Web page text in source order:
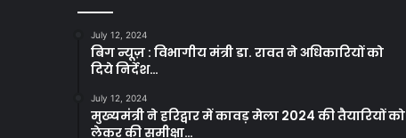
July 12, 2024
बिग न्यूज़ : विभागीय मंत्री डा. रावत ने अधिकारियों को
दिये निर्देश…
July 12, 2024
मुख्यमंत्री ने हरिद्वार में कावड़ मेला 2024 की तैयारियों को
लेकर की समीक्षा…